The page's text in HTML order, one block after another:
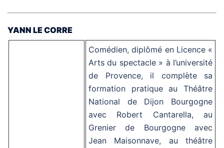
YANN LE CORRE
Comédien, diplômé en Licence «
Arts du spectacle » à l’université
de Provence, il complète sa
formation pratique au Théâtre
National de Dijon Bourgogne
avec Robert Cantarella, au
Grenier de Bourgogne avec
Jean Maisonnave, au théâtre